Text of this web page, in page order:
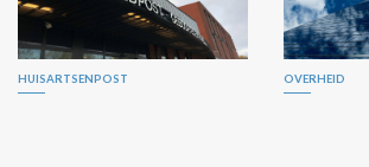
HUISARTSENPOST OVERHEID